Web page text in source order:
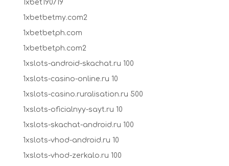
1xbet190719
1xbetbetmy.com2
1xbetbetph.com
1xbetbetph.com2
1xslots-android-skachat.ru 100
1xslots-casino-online.ru 10
1xslots-casino.ruralisation.ru 500
1xslots-oficialnyy-sayt.ru 10
1xslots-skachat-android.ru 100
1xslots-vhod-android.ru 10
1xslots-vhod-zerkalo.ru 100